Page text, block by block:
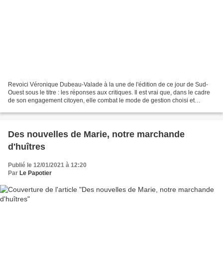
Revoici Véronique Dubeau-Valade à la une de l'édition de ce jour de Sud-
Ouest sous le titre : les réponses aux critiques. Il est vrai que, dans le cadre
de son engagement citoyen, elle combat le mode de gestion choisi et
Des nouvelles de Marie, notre marchande
d'huîtres
Publié le 12/01/2021 à 12:20
Par Le Papotier